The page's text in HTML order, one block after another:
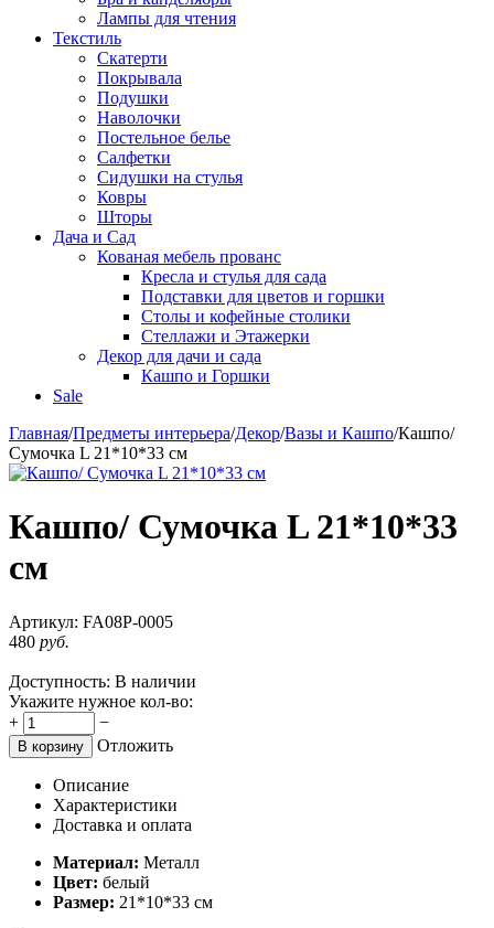
Лампы для чтения
Текстиль
Скатерти
Покрывала
Подушки
Наволочки
Постельное белье
Салфетки
Сидушки на стулья
Ковры
Шторы
Дача и Сад
Кованая мебель прованс
Кресла и стулья для сада
Подставки для цветов и горшки
Столы и кофейные столики
Стеллажи и Этажерки
Декор для дачи и сада
Кашпо и Горшки
Sale
Главная/Предметы интерьера/Декор/Вазы и Кашпо/Кашпо/
Сумочка L 21*10*33 см
Кашпо/ Сумочка L 21*10*33
см
Артикул: FA08P-0005
480 руб.
Доступность: В наличии
Укажите нужное кол-во:
+
−
В корзину Отложить
Описание
Характеристики
Доставка и оплата
Материал: Металл
Цвет: белый
Размер: 21*10*33 см